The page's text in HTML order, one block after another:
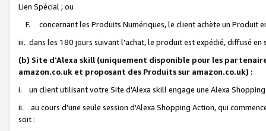
Lien Spécial ; ou
F. concernant les Produits Numériques, le client achète un Produit
iii. dans les 180 jours suivant l'achat, le produit est expédié, diffusé
(b) Site d'Alexa skill (uniquement disponible pour les
amazon.co.uk et proposant des Produits sur amazon.co.uk) :
i. un client utilisant votre Site d'Alexa skill engage une Alexa
ii. au cours d'une seule session d'Alexa Shopping Action, qui
soit :